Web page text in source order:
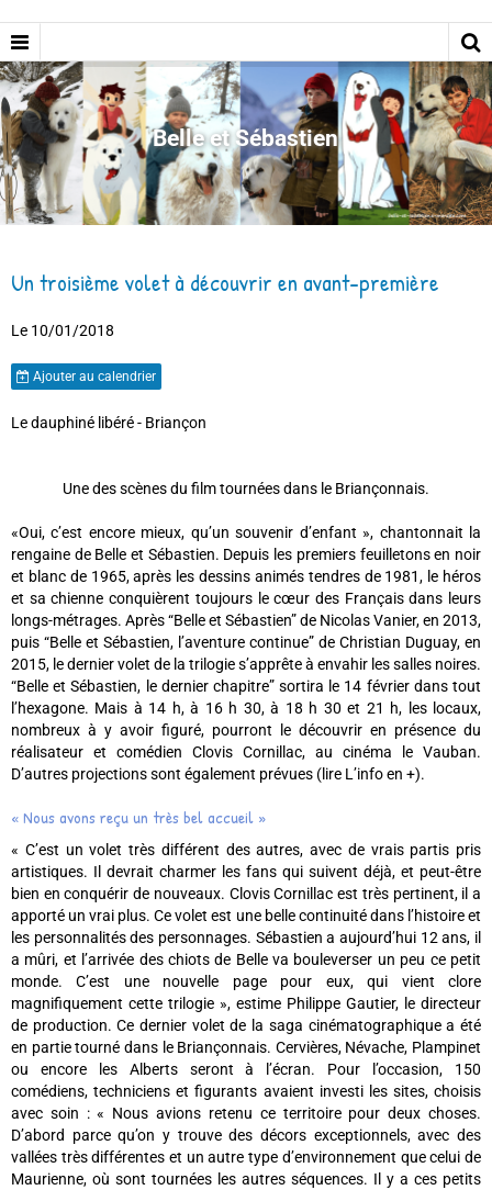
Belle et Sébastien
Un troisième volet à découvrir en avant-première
Le 10/01/2018
Ajouter au calendrier
Le dauphiné libéré - Briançon
Une des scènes du film tournées dans le Briançonnais.
«Oui, c’est encore mieux, qu’un souvenir d’enfant », chantonnait la
rengaine de Belle et Sébastien. Depuis les premiers feuilletons en noir
et blanc de 1965, après les dessins animés tendres de 1981, le héros
et sa chienne conquièrent toujours le cœur des Français dans leurs
longs-métrages. Après “Belle et Sébastien” de Nicolas Vanier, en 2013,
puis “Belle et Sébastien, l’aventure continue” de Christian Duguay, en
2015, le dernier volet de la trilogie s’apprête à envahir les salles noires.
“Belle et Sébastien, le dernier chapitre” sortira le 14 février dans tout
l’hexagone. Mais à 14 h, à 16 h 30, à 18 h 30 et 21 h, les locaux,
nombreux à y avoir figuré, pourront le découvrir en présence du
réalisateur et comédien Clovis Cornillac, au cinéma le Vauban.
D’autres projections sont également prévues (lire L’info en +).
« Nous avons reçu un très bel accueil »
« C’est un volet très différent des autres, avec de vrais partis pris
artistiques. Il devrait charmer les fans qui suivent déjà, et peut-être
bien en conquérir de nouveaux. Clovis Cornillac est très pertinent, il a
apporté un vrai plus. Ce volet est une belle continuité dans l’histoire et
les personnalités des personnages. Sébastien a aujourd’hui 12 ans, il
a mûri, et l’arrivée des chiots de Belle va bouleverser un peu ce petit
monde. C’est une nouvelle page pour eux, qui vient clore
magnifiquement cette trilogie », estime Philippe Gautier, le directeur
de production. Ce dernier volet de la saga cinématographique a été
en partie tourné dans le Briançonnais. Cervières, Névache, Plampinet
ou encore les Alberts seront à l’écran. Pour l’occasion, 150
comédiens, techniciens et figurants avaient investi les sites, choisis
avec soin : « Nous avions retenu ce territoire pour deux choses.
D’abord parce qu’on y trouve des décors exceptionnels, avec des
vallées très différentes et un autre type d’environnement que celui de
Maurienne, où sont tournées les autres séquences. Il y a ces petits